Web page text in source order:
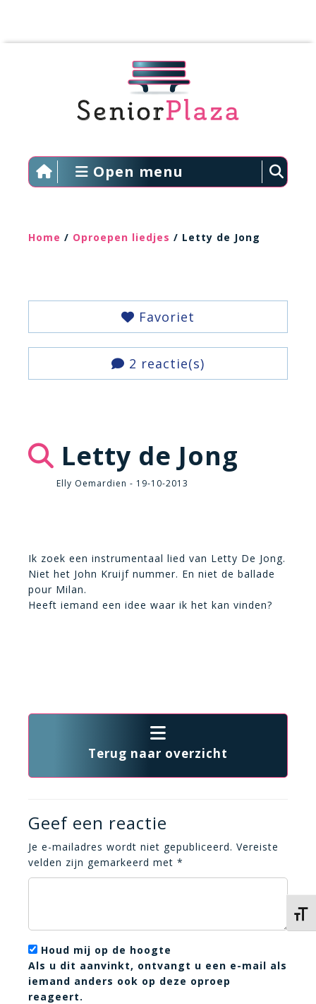
Open menu
Home / Oproepen liedjes / Letty de Jong
Favoriet
2 reactie(s)
Letty de Jong
Elly Oemardien - 19-10-2013
Ik zoek een instrumentaal lied van Letty De Jong.
Niet het John Kruijf nummer. En niet de ballade
pour Milan.
Heeft iemand een idee waar ik het kan vinden?
Terug naar overzicht
Geef een reactie
Je e-mailadres wordt niet gepubliceerd. Vereiste
velden zijn gemarkeerd met *
Houd mij op de hoogte
Als u dit aanvinkt, ontvangt u een e-mail als
iemand anders ook op deze oproep
reageert.